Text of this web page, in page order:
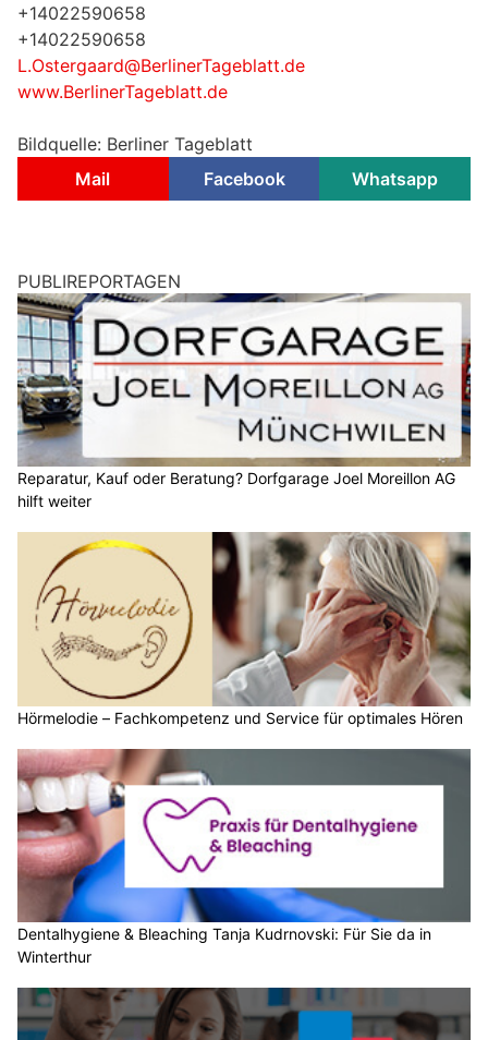
+14022590658
+14022590658
L.Ostergaard@BerlinerTageblatt.de
www.BerlinerTageblatt.de
Bildquelle: Berliner Tageblatt
Mail
Facebook Whatsapp
PUBLIREPORTAGEN
Reparatur, Kauf oder Beratung? Dorfgarage Joel Moreillon AG
hilft weiter
Hörmelodie – Fachkompetenz und Service für optimales Hören
Dentalhygiene & Bleaching Tanja Kudrnovski: Für Sie da in
Winterthur